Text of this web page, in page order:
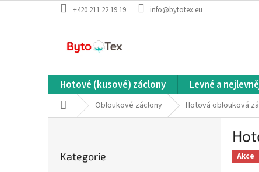
na
+420 211 22 19 19 info@bytotex.eu
Hotové (kusové) záclony Levné a
Domů Obloukové záclony Hotová oblouková
kategorie
Kategorie
Akce